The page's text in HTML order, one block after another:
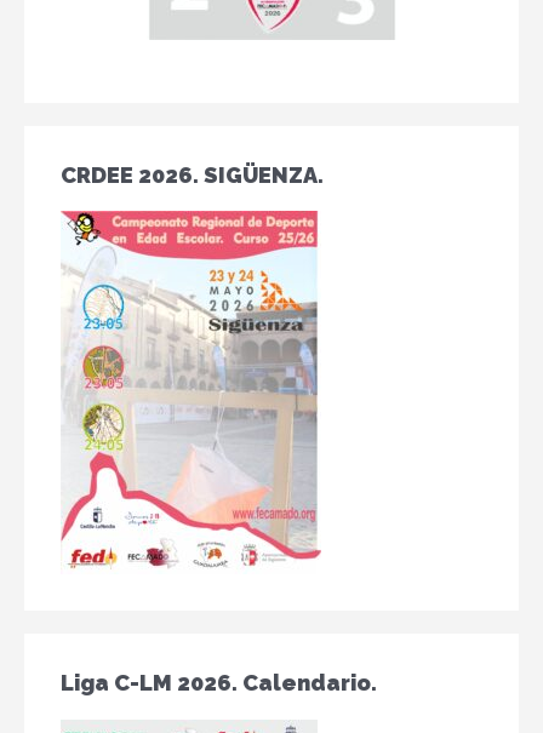
CRDEE 2026. SIGÜENZA.
Liga C-LM 2026. Calendario.